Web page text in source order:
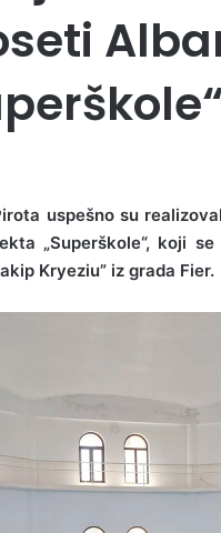
uspešno su
„Superškole“, koji
Kryeziu” iz grada Fier.